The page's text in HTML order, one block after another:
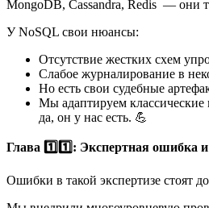
MongoDB, Cassandra, Redis — они
У NoSQL свои нюансы:
Отсутствие жестких схем
Слабое журналирование в
Но есть свои судебные
Мы адаптируем
да, он у нас есть. 💪
Глава 1️⃣1️⃣: Экспертная ошибка
Ошибки в такой экспертизе стоят